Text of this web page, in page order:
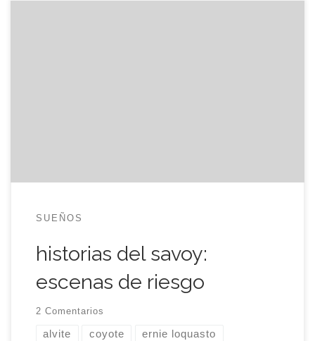
SUEÑOS
historias del savoy:
escenas de riesgo
2 Comentarios
alvite coyote ernie loquasto